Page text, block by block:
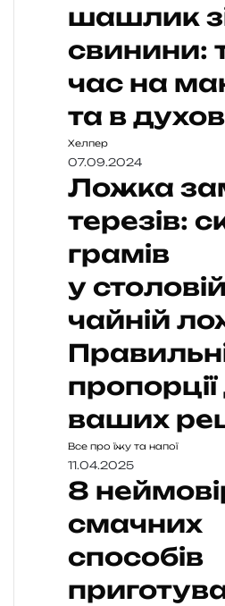
шашлик
свинини:
час на
та в
Хелпер
07.09.2024
Ложка
терезів:
грамів
у
чайній
ваших
Все про їжу та напої
11.04.2025
8
смачних
способів